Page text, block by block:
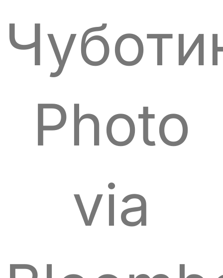
Photo
via